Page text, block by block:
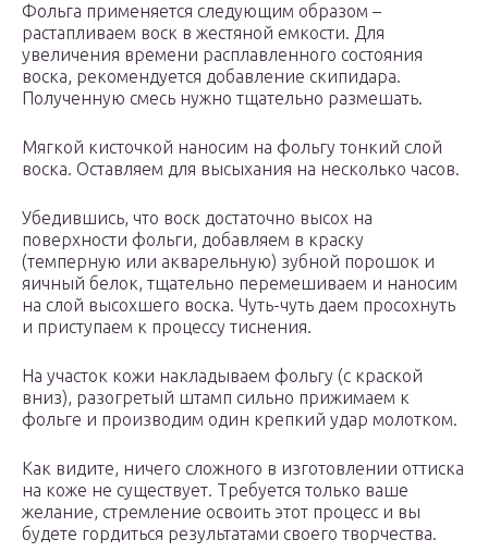
Фольга применяется следующим образом –
растапливаем воск в жестяной емкости. Для
увеличения времени расплавленного состояния
воска, рекомендуется добавление скипидара.
Полученную смесь нужно тщательно размешать.
Мягкой кисточкой наносим на фольгу тонкий слой
воска. Оставляем для высыхания на несколько часов.
Убедившись, что воск достаточно высох на
поверхности фольги, добавляем в краску
(темперную или акварельную) зубной порошок и
яичный белок, тщательно перемешиваем и наносим
на слой высохшего воска. Чуть-чуть даем просохнуть
и приступаем к процессу тиснения.
На участок кожи накладываем фольгу (с краской
вниз), разогретый штамп сильно прижимаем к
фольге и производим один крепкий удар молотком.
Как видите, ничего сложного в изготовлении оттиска
на коже не существует. Требуется только ваше
желание, стремление освоить этот процесс и вы
будете гордиться результатами своего творчества.